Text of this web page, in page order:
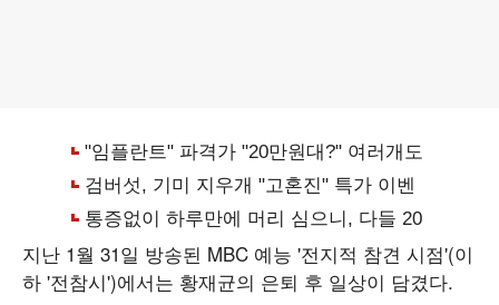
지난 1월 31일 방송된 MBC 예능 '전지적 참견 시점'(이
하 '전참시')에서는 황재균의 은퇴 후 일상이 담겼다.